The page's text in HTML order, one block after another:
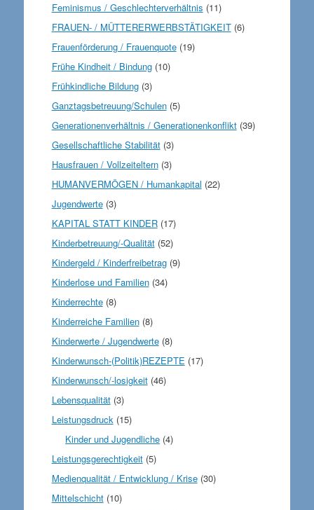
Feminismus / Geschlechterverhältnis (11)
FRAUEN- / MÜTTERERWERBSTÄTIGKEIT(6)
Frauenförderung / Frauenquote(19)
Frühe Kindheit / Bindung(10)
Frühkindliche Bildung(3)
Ganztagsbetreuung/Schulen(5)
Generationenverhältnis / Generationenkonflikt(39)
Gesellschaftliche Stabilität(3)
Hausfrauen / Vollzeiteltern(3)
HUMANVERMÖGEN / Humankapital (22)
Jugendwerte(3)
KAPITAL STATT KINDER(17)
Kinderbetreuung/-Qualität(52)
Kindergeld / Kinderfreibetrag(9)
Kinderlose und Familien(34)
Kinderrechte(8)
Kinderreiche Familien(8)
Kinderwerte / Jugendwerte(8)
Kinderwunsch-(Politik)REZEPTE (17)
Kinderwunsch/-losigkeit(46)
Lebensqualität(3)
Leistungsdruck(15)
Kinder und Jugendliche (4)
Leistungsgerechtigkeit(5)
Medienqualität / Entwicklung / Krise(30)
Mittelschicht(10)